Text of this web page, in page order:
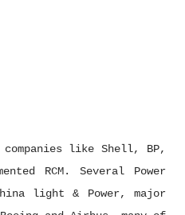
like Shell, BP,
RCM. Several Power
light & Power, major